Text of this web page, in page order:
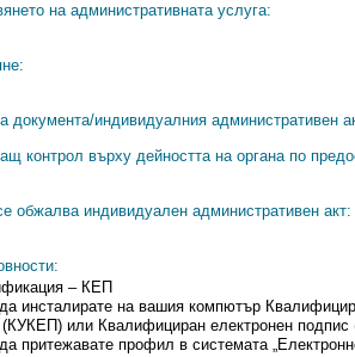
на административната услуга:
документа/индивидуалния административен
контрол върху дейността на органа по
обжалва индивидуален административен акт:
– КЕП
инсталирате на вашия компютър
(КУКЕП) или Квалифициран електронен
профил в системата